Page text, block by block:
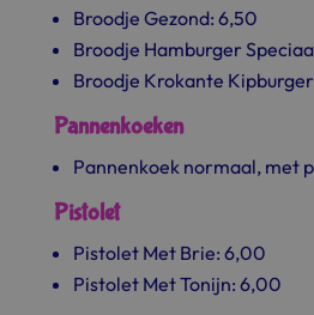
Broodje Gezond: 6,50
Broodje Hamburger
Broodje Krokante
Pannenkoeken
Pannenkoek normaal, met
Pistolet
Pistolet Met Brie: 6,00
Pistolet Met Tonijn: 6,00